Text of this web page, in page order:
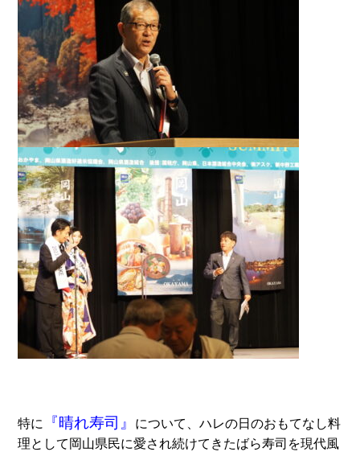
特に 『晴れ寿司』
について、ハレの日のおもてなし料
理として岡山県民に愛され続けてきたばら寿司を現代風